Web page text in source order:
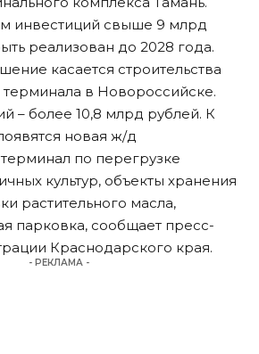
инвестиций свыше 9 млрд
реализован до 2028 года.
касается строительства
в Новороссийске.
– более 10,8 млрд рублей. К
новая ж/д
по перегрузке
культур, объекты хранения
растительного масла,
парковка, сообщает пресс-
Краснодарского края.
- РЕКЛАМА -